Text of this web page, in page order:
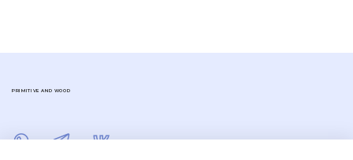
PRIMITIVE AND WOOD